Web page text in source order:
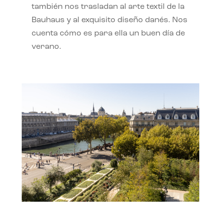
también nos trasladan al arte textil de la
Bauhaus y al exquisito diseño danés. Nos
cuenta cómo es para ella un buen día de
verano.